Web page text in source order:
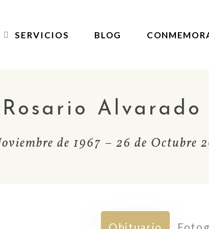
SERVICIOS BLOG
Alvarado
de 1967 – 26 de Octubre